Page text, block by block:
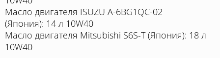
Масло двигателя ISUZU A-6BG1QC-02
(Япония): 14 л 10W40
Масло двигателя Mitsubishi S6S-T (Япония): 18 л
10W40